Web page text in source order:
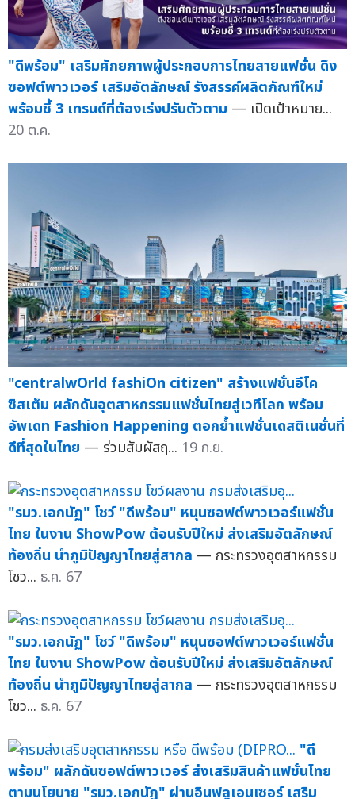
"ดีพร้อม" เสริมศักยภาพผู้ประกอบการไทยสายแฟชั่น ดึง
ซอฟต์พาวเวอร์ เสริมอัตลักษณ์ รังสรรค์ผลิตภัณฑ์ใหม่
พร้อมชี้ 3 เทรนด์ที่ต้องเร่งปรับตัวตาม — เปิดเป้าหมาย...
20 ต.ค.
"centralwOrld fashiOn citizen" สร้างแฟชั่นอีโค
ซิสเต็ม ผลักดันอุตสาหกรรมแฟชั่นไทยสู่เวทีโลก พร้อม
อัพเดท Fashion Happening ตอกย้ำแฟชั่นเดสติเนชั่นที่
ดีที่สุดในไทย — ร่วมสัมผัสฤ... 19 ก.ย.
"รมว.เอกนัฏ" โชว์ "ดีพร้อม" หนุนซอฟต์พาวเวอร์แฟชั่น
ไทย ในงาน ShowPow ต้อนรับปีใหม่ ส่งเสริมอัตลักษณ์
ท้องถิ่น นำภูมิปัญญาไทยสู่สากล — กระทรวงอุตสาหกรรม
โชว... ธ.ค. 67
"รมว.เอกนัฏ" โชว์ "ดีพร้อม" หนุนซอฟต์พาวเวอร์แฟชั่น
ไทย ในงาน ShowPow ต้อนรับปีใหม่ ส่งเสริมอัตลักษณ์
ท้องถิ่น นำภูมิปัญญาไทยสู่สากล — กระทรวงอุตสาหกรรม
โชว... ธ.ค. 67
"ดี
พร้อม" ผลักดันซอฟต์พาวเวอร์ ส่งเสริมสินค้าแฟชั่นไทย
ตามนโยบาย "รมว.เอกนัฏ" ผ่านอินฟลูเอนเซอร์ เสริม